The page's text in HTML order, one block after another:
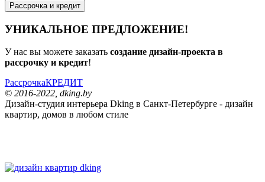
Рассрочка и кредит
УНИКАЛЬНОЕ ПРЕДЛОЖЕНИЕ!
У нас вы можете заказать создание дизайн-проекта в
рассрочку и кредит!
РассрочкаКРЕДИТ
© 2016-2022, dking.by
Дизайн-студия интерьера Dking в Санкт-Петербурге - дизайн
квартир, домов в любом стиле
dking